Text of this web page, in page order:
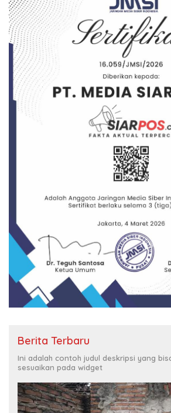
Berita Terbaru
Ini adalah contoh judul deskripsi yang
sesuaikan pada widget